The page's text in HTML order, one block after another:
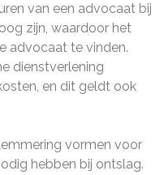
van een advocaat bij
zijn, waardoor het
advocaat te vinden.
dienstverlening
en dit geldt ook
vormen voor
hebben bij ontslag.